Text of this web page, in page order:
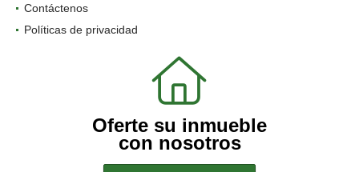
Contáctenos
Políticas de privacidad
Oferte su inmueble
con nosotros